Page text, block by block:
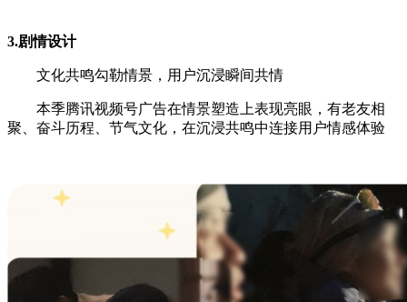
3.剧情设计
文化共鸣勾勒情景，用户沉浸瞬间共情
本季腾讯视频号广告在情景塑造上表现亮眼，有老友相
聚、奋斗历程、节气文化，在沉浸共鸣中连接用户情感体验